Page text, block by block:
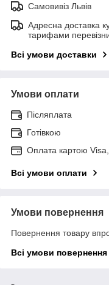
Самовивіз Львів
Адресна доставка
тарифами
Всі умови доставки
Умови оплати
Післяплата
Готівкою
Оплата картою
Всі умови оплати
Умови повернення
Повернення товару
Всі умови повернення